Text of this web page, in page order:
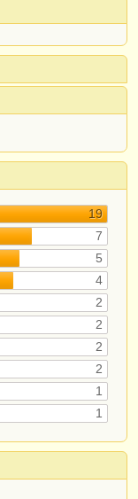
19
7
5
4
2
2
2
2
1
1